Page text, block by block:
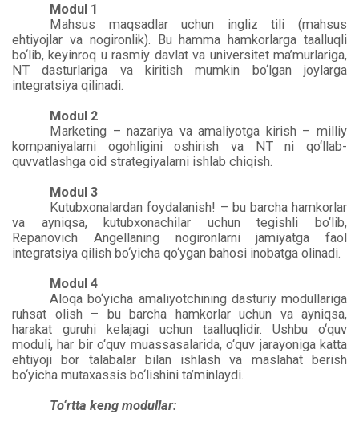
Modul 1
Mahsus maqsadlar uchun ingliz tili (mahsus
ehtiyojlar va nogironlik). Bu hamma hamkorlarga taalluqli
bo‘lib, keyinroq u rasmiy davlat va universitet ma’murlariga,
NT dasturlariga va kiritish mumkin bo‘lgan joylarga
integratsiya qilinadi.
Modul 2
Marketing – nazariya va amaliyotga kirish – milliy
kompaniyalarni ogohligini oshirish va NT ni qo‘llab-
quvvatlashga oid strategiyalarni ishlab chiqish.
Modul 3
Kutubxonalardan foydalanish! – bu barcha hamkorlar
va ayniqsa, kutubxonachilar uchun tegishli bo‘lib,
Repanovich Angellaning nogironlarni jamiyatga faol
integratsiya qilish bo‘yicha qo‘ygan bahosi inobatga olinadi.
Modul 4
Aloqa bo‘yicha amaliyotchining dasturiy modullariga
ruhsat olish – bu barcha hamkorlar uchun va ayniqsa,
harakat guruhi kelajagi uchun taalluqlidir. Ushbu o‘quv
moduli, har bir o‘quv muassasalarida, o‘quv jarayoniga katta
ehtiyoji bor talabalar bilan ishlash va maslahat berish
bo‘yicha mutaxassis bo‘lishini ta’minlaydi.
To‘rtta keng modullar: